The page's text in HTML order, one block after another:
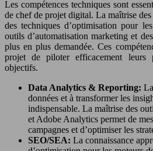
Les compétences techniques sont
de chef de projet digital. La maîtrise des
des techniques d’optimisation pour
outils d’automatisation marketing et
plus en plus demandée. Ces
projet de piloter efficacement leurs
objectifs.
Data Analytics & Reporting:
données et à transformer les
indispensable. La maîtrise des
et Adobe Analytics permet de
campagnes et d’optimiser les
SEO/SEA: La connaissance